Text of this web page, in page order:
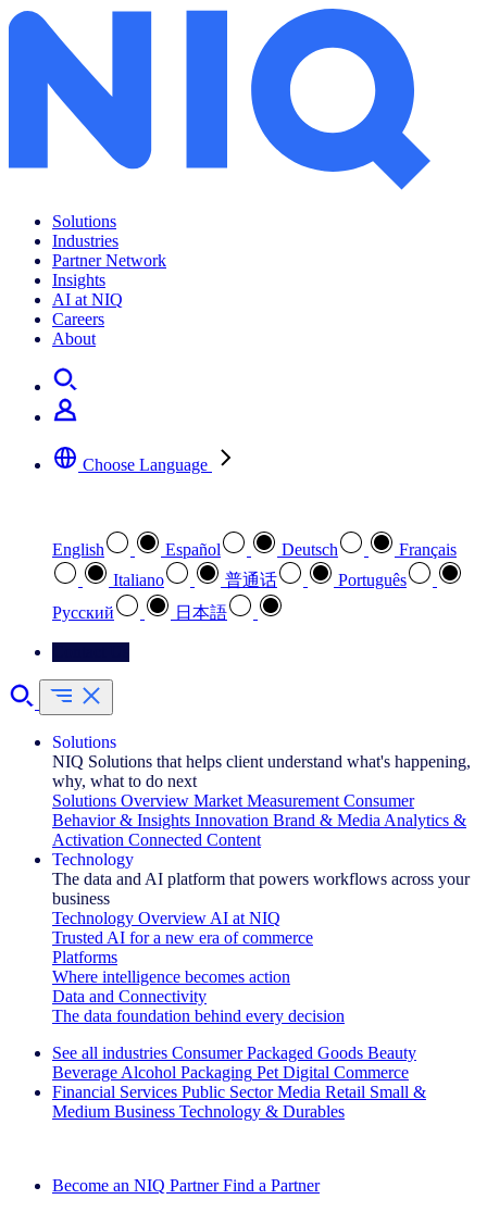
Solutions
Industries
Partner Network
Insights
AI at NIQ
Careers
About
Choose Language
English Español Deutsch
Français
Italiano
普通话
Português
Pусский
日本語
Solutions
NIQ Solutions that helps client understand what's happening,
why, what to do next
Solutions Overview Market Measurement Consumer
Behavior & Insights Innovation Brand & Media Analytics &
Activation Connected Content
Technology
The data and AI platform that powers workflows across your
business
Technology Overview AI at NIQ
Trusted AI for a new era of commerce
Platforms
Where intelligence becomes action
Data and Connectivity
The data foundation behind every decision
See all industries Consumer Packaged Goods Beauty
Beverage Alcohol Packaging Pet Digital Commerce
Financial Services Public Sector Media Retail Small &
Medium Business Technology & Durables
Become an NIQ Partner Find a Partner